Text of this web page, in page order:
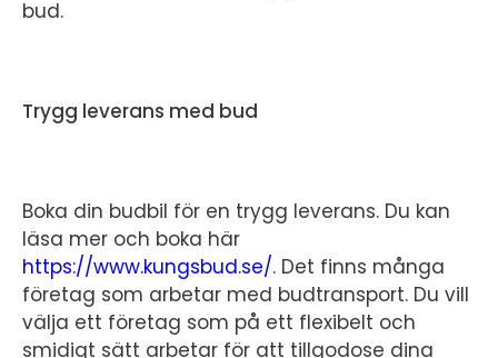
bud.
Trygg leverans med bud
Boka din budbil för en trygg leverans. Du kan
läsa mer och boka här
https://www.kungsbud.se/. Det finns många
företag som arbetar med budtransport. Du vill
välja ett företag som på ett flexibelt och
smidigt sätt arbetar för att tillgodose dina